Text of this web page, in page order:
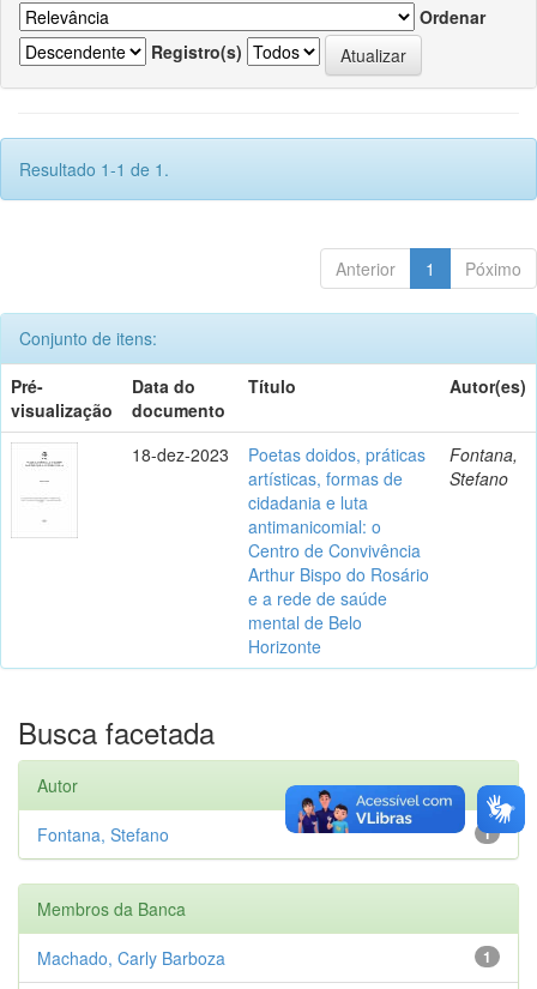
Ordenar
Registro(s)
Resultado 1-1 de 1.
Anterior 1 Póximo
Conjunto de itens:
Pré-
visualização
Data do
documento
Título Autor(es)
18-dez-2023
Poetas doidos, práticas
artísticas, formas de
cidadania e luta
antimanicomial: o
Centro de Convivência
Arthur Bispo do Rosário
e a rede de saúde
mental de Belo
Horizonte
Fontana,
Stefano
Busca facetada
Autor
1
Fontana, Stefano
Membros da Banca
1
Machado, Carly Barboza